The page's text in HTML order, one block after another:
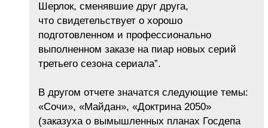
Шерлок, сменявшие друг друга,
что свидетельствует о хорошо
подготовленном и профессионально
выполненном заказе на пиар новых серий
третьего сезона сериала”.
В другом отчете значатся следующие темы:
«Сочи», «Майдан», «Доктрина 2050»
(заказуха о вымышленных планах Госдепа